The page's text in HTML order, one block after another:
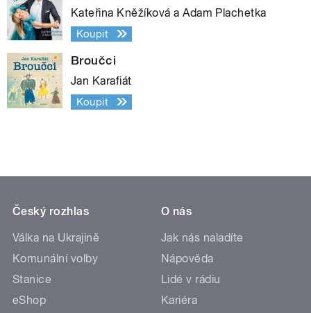
Kateřina Kněžíková a Adam Plachetka
Koupit
Broučci
Jan Karafiát
Koupit
Český rozhlas
Válka na Ukrajině
Komunální volby
Stanice
eShop
O nás
Jak nás naladíte
Nápověda
Lidé v rádiu
Kariéra